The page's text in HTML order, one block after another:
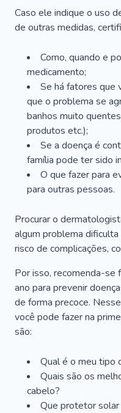
Caso ele indique o uso
de outras medidas,
Como, quando e
medicamento;
Se há fatores que
que o problema se
banhos muito
produtos etc.);
Se a doença é
família pode ter sido
O que fazer para
para outras pessoas.
Procurar o
algum problema
risco de complicações,
Por isso, recomenda-se
ano para prevenir
de forma precoce.
você pode fazer na
são:
Qual é o meu tipo
Quais são os
cabelo?
Que protetor